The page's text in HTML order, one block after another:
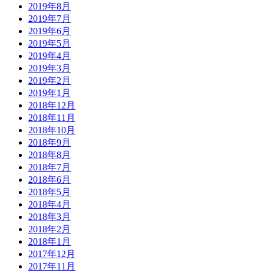
2019年8月
2019年7月
2019年6月
2019年5月
2019年4月
2019年3月
2019年2月
2019年1月
2018年12月
2018年11月
2018年10月
2018年9月
2018年8月
2018年7月
2018年6月
2018年5月
2018年4月
2018年3月
2018年2月
2018年1月
2017年12月
2017年11月